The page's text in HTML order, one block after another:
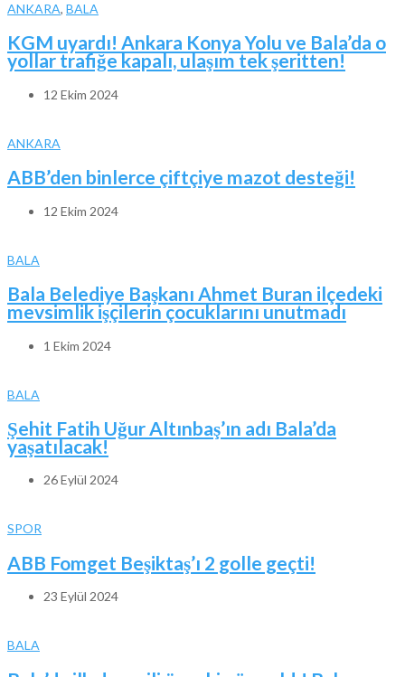
ANKARA, BALA
KGM uyardı! Ankara Konya Yolu ve Bala’da o
yollar trafiğe kapalı, ulaşım tek şeritten!
12 Ekim 2024
ANKARA
ABB’den binlerce çiftçiye mazot desteği!
12 Ekim 2024
BALA
Bala Belediye Başkanı Ahmet Buran ilçedeki
mevsimlik işçilerin çocuklarını unutmadı
1 Ekim 2024
BALA
Şehit Fatih Uğur Altınbaş’ın adı Bala’da
yaşatılacak!
26 Eylül 2024
SPOR
ABB Fomget Beşiktaş’ı 2 golle geçti!
23 Eylül 2024
BALA